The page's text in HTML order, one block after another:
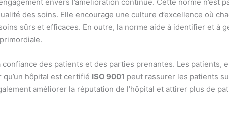
des soins. Elle encourage une culture d’excellence où
sûrs et efficaces. En outre, la norme aide à identifier et à
des patients et des parties prenantes. Les patients,
hôpital est certifié ISO 9001 peut rassurer les patients
améliorer la réputation de l’hôpital et attirer plus de